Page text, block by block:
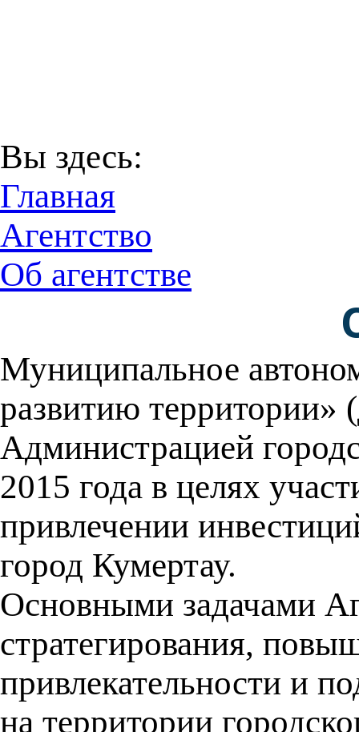
Вы здесь:
Главная
Агентство
Об агентстве
Муниципальное
развитию территории»
Администрацией
2015 года в целях
привлечении
город Кумертау.
Основными задачами
стратегирования,
привлекательности и
на территории